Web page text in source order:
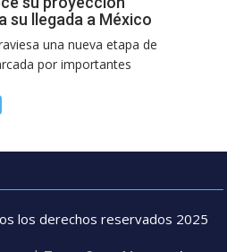
su llegada a México
una nueva etapa de
por importantes
los derechos reservados 2025